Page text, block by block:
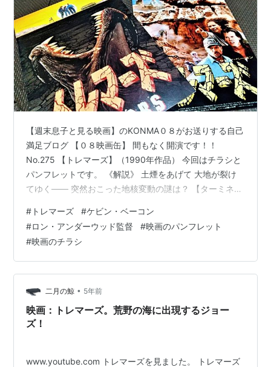
【週末息子と見る映画】のKONMA０８がお送りする自己
満足ブログ 【０８映画缶】 間もなく開演です！！
No.275 【トレマーズ】（1990年作品） 今回はチラシと
パンフレットです。 《解説》 土煙をあげて 大地が裂け
てゆく―― 突然おこった地核変動の謎は？ 【ターミネー
アン２】で宇宙生物と人間の戦いを…そして【アビス】
で海中での人類と宇宙生物との遭遇を描いたゲイル・ア
ン・ハード。３０代半ばにしてハリウッドを代表する名
プロデューサーと謳われるまでになった彼女が製作総指
揮にあたり９０年代の幕開けにふさわしいサスペンスフ
ルでエキサイティングな作品…
# トレマーズ #ケビン・ベーコン
#ロン・アンダーウッド監督 #映画のパンフレット
#映画のチラシ
二月の鯨 • 5年前
映画：トレマーズ。荒野の海に出現するジョー
ズ！
www.youtube.com トレマーズを見ました。 トレマーズ